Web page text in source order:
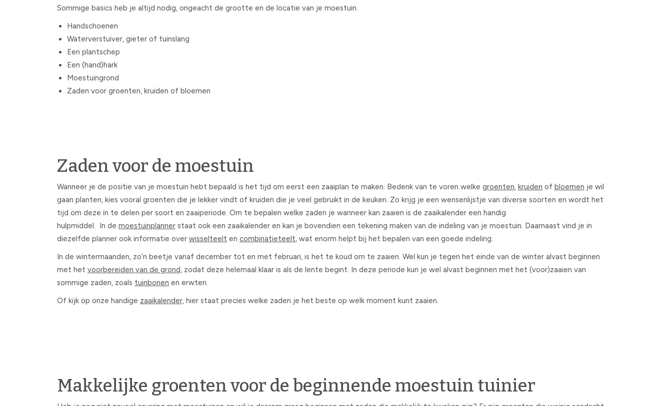
Sommige basics heb je altijd nodig, ongeacht de grootte en de locatie van je moestuin.
Handschoenen
Waterverstuiver, gieter of tuinslang
Een plantschep
Een (hand)hark
Moestuingrond
Zaden voor groenten, kruiden of bloemen
Zaden voor de moestuin
Wanneer je de positie van je moestuin hebt bepaald is het tijd om eerst een zaaiplan te maken. Bedenk van te voren welke groenten, kruiden of bloemen je wil
gaan planten, kies vooral groenten die je lekker vindt of kruiden die je veel gebruikt in de keuken. Zo krijg je een wensenlijstje van diverse soorten en wordt het
tijd om deze in te delen per soort en zaaiperiode. Om te bepalen welke zaden je wanneer kan zaaien is de zaaikalender een handig
hulpmiddel. In de moestuinplanner staat ook een zaaikalender en kan je bovendien een tekening maken van de indeling van je moestuin. Daarnaast vind je in
diezelfde planner ook informatie over wisselteelt en combinatieteelt, wat enorm helpt bij het bepalen van een goede indeling.
In de wintermaanden, zo’n beetje vanaf december tot en met februari, is het te koud om te zaaien. Wel kun je tegen het einde van de winter alvast beginnen
met het voorbereiden van de grond, zodat deze helemaal klaar is als de lente begint. In deze periode kun je wel alvast beginnen met het (voor)zaaien van
sommige zaden, zoals tuinbonen en erwten.
Of kijk op onze handige zaaikalender, hier staat precies welke zaden je het beste op welk moment kunt zaaien.
Makkelijke groenten voor de beginnende moestuin tuinier